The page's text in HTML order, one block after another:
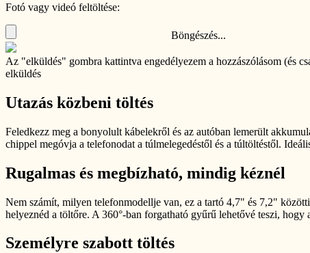
Fotó vagy videó feltöltése:
Böngészés...
Az "elküldés" gombra kattintva engedélyezem a hozzászólásom (és
elküldés
Utazás közbeni töltés
Feledkezz meg a bonyolult kábelekről és az autóban lemerült
chippel megóvja a telefonodat a túlmelegedéstől és a túltöltéstől.
Rugalmas és megbízható, mindig kéznél
Nem számít, milyen telefonmodellje van, ez a tartó 4,7" és 7,2"
helyeznéd a töltőre. A 360°-ban forgatható gyűrű lehetővé teszi,
Személyre szabott töltés